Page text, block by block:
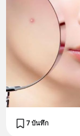
7 บันทึก